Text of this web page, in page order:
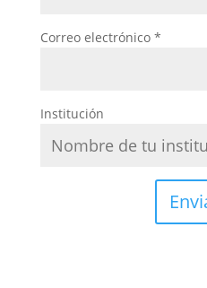
Correo electrónico *
Institución